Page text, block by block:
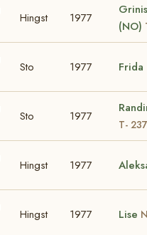
Hingst 1977
(NO)
Sto 1977 Frida
Sto 1977
T-
Hingst 1977
Hingst 1977 Lise